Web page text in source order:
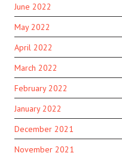
June 2022
May 2022
April 2022
March 2022
February 2022
January 2022
December 2021
November 2021